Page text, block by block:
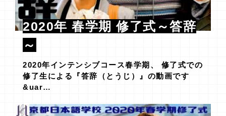
2020年 春学期 修了式～答辞
～
2020年インテンシブコース春学期、 修了式での
修了生による『答辞（とうじ）』の動画です
&uar…